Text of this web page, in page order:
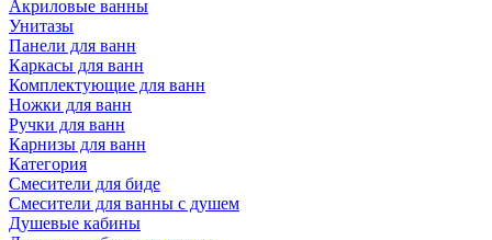
Акриловые ванны
Унитазы
Панели для ванн
Каркасы для ванн
Комплектующие для ванн
Ножки для ванн
Ручки для ванн
Карнизы для ванн
Категория
Смесители для биде
Смесители для ванны с душем
Душевые кабины